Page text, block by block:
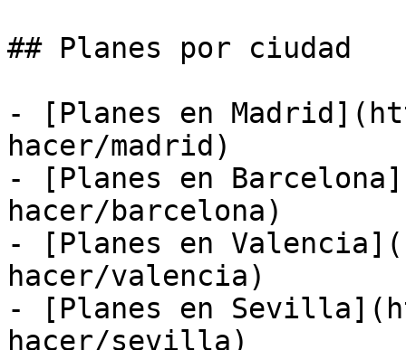
## Planes por ciudad
- [Planes en
hacer/madrid)
- [Planes en
hacer/barcelona)
- [Planes en
hacer/valencia)
- [Planes en
hacer/sevilla)